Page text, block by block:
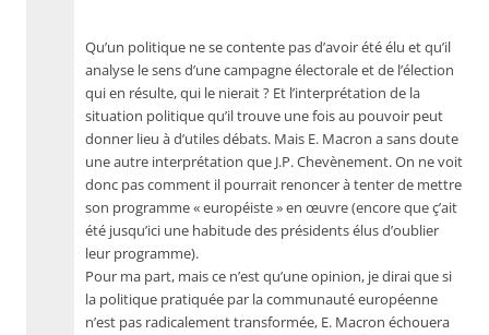
Qu’un politique ne se contente pas d’avoir été élu et qu’il
analyse le sens d’une campagne électorale et de l’élection
qui en résulte, qui le nierait ? Et l’interprétation de la
situation politique qu’il trouve une fois au pouvoir peut
donner lieu à d’utiles débats. Mais E. Macron a sans doute
une autre interprétation que J.P. Chevènement. On ne voit
donc pas comment il pourrait renoncer à tenter de mettre
son programme « européiste » en œuvre (encore que ç’ait
été jusqu’ici une habitude des présidents élus d’oublier
leur programme).
Pour ma part, mais ce n’est qu’une opinion, je dirai que si
la politique pratiquée par la communauté européenne
n’est pas radicalement transformée, E. Macron échouera